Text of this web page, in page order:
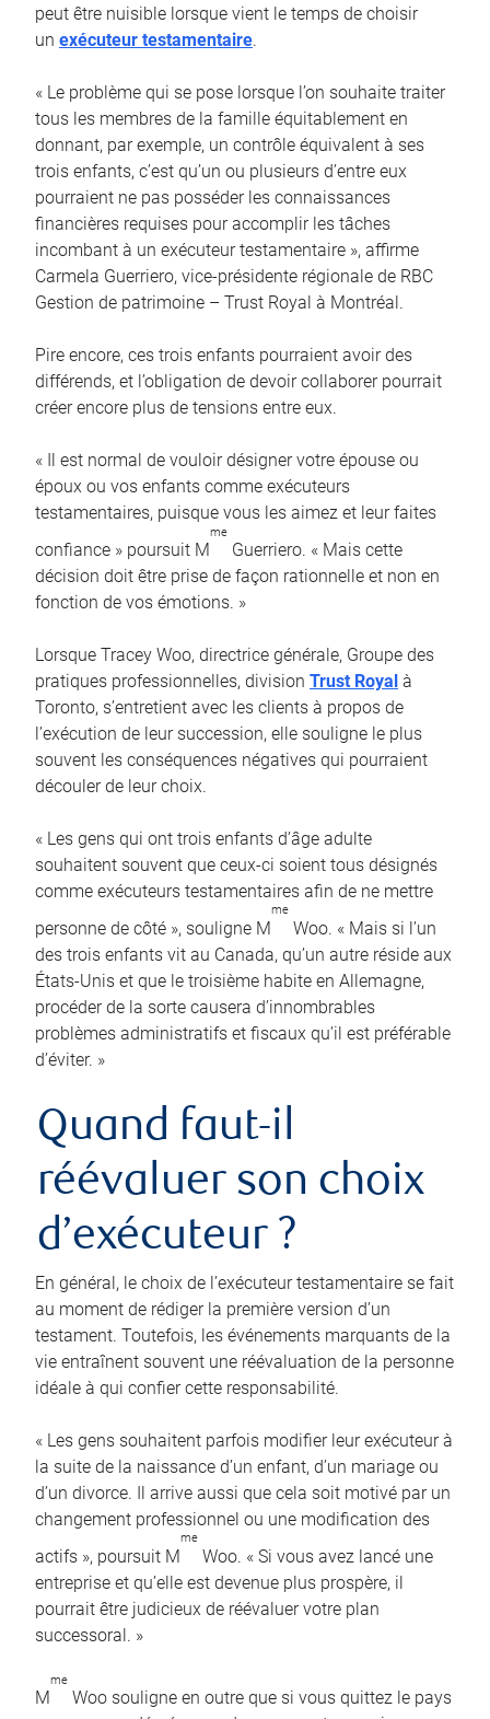
peut être nuisible lorsque vient le temps de choisir
un exécuteur testamentaire.
« Le problème qui se pose lorsque l’on souhaite traiter
tous les membres de la famille équitablement en
donnant, par exemple, un contrôle équivalent à ses
trois enfants, c’est qu’un ou plusieurs d’entre eux
pourraient ne pas posséder les connaissances
financières requises pour accomplir les tâches
incombant à un exécuteur testamentaire », affirme
Carmela Guerriero, vice-présidente régionale de RBC
Gestion de patrimoine – Trust Royal à Montréal.
Pire encore, ces trois enfants pourraient avoir des
différends, et l’obligation de devoir collaborer pourrait
créer encore plus de tensions entre eux.
« Il est normal de vouloir désigner votre épouse ou
époux ou vos enfants comme exécuteurs
testamentaires, puisque vous les aimez et leur faites
confiance » poursuit M
me
Guerriero. « Mais cette
décision doit être prise de façon rationnelle et non en
fonction de vos émotions. »
Lorsque Tracey Woo, directrice générale, Groupe des
pratiques professionnelles, division Trust Royal à
Toronto, s’entretient avec les clients à propos de
l’exécution de leur succession, elle souligne le plus
souvent les conséquences négatives qui pourraient
découler de leur choix.
« Les gens qui ont trois enfants d’âge adulte
souhaitent souvent que ceux-ci soient tous désignés
comme exécuteurs testamentaires afin de ne mettre
personne de côté », souligne M
me
Woo. « Mais si l’un
des trois enfants vit au Canada, qu’un autre réside aux
États-Unis et que le troisième habite en Allemagne,
procéder de la sorte causera d’innombrables
problèmes administratifs et fiscaux qu’il est préférable
d’éviter. »
Quand faut-il
réévaluer son choix
d’exécuteur ?
En général, le choix de l’exécuteur testamentaire se fait
au moment de rédiger la première version d’un
testament. Toutefois, les événements marquants de la
vie entraînent souvent une réévaluation de la personne
idéale à qui confier cette responsabilité.
« Les gens souhaitent parfois modifier leur exécuteur à
la suite de la naissance d’un enfant, d’un mariage ou
d’un divorce. Il arrive aussi que cela soit motivé par un
changement professionnel ou une modification des
actifs », poursuit M
me
Woo. « Si vous avez lancé une
entreprise et qu’elle est devenue plus prospère, il
pourrait être judicieux de réévaluer votre plan
successoral. »
M
me
Woo souligne en outre que si vous quittez le pays